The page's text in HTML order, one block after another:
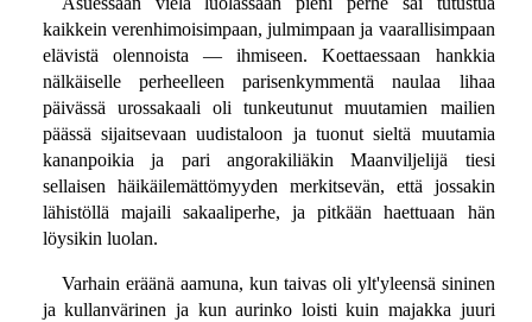
kaikkein verenhimoisimpaan, julmimpaan ja vaarallisimpaan
elävistä olennoista — ihmiseen. Koettaessaan hankkia
nälkäiselle perheelleen parisenkymmentä naulaa lihaa
päivässä urossakaali oli tunkeutunut muutamien mailien
päässä sijaitsevaan uudistaloon ja tuonut sieltä muutamia
kananpoikia ja pari angorakiliäkin Maanviljelijä tiesi
sellaisen häikäilemättömyyden merkitsevän, että jossakin
lähistöllä majaili sakaaliperhe, ja pitkään haettuaan hän
löysikin luolan.
Varhain eräänä aamuna, kun taivas oli ylt'yleensä sininen
ja kullanvärinen ja kun aurinko loisti kuin majakka juuri